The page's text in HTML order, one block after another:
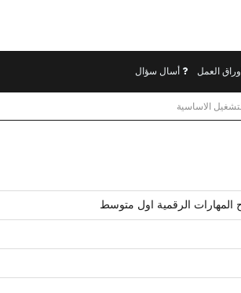
أوراق العمل أسال سؤال
الاساسية
المهارات الرقمية اول متوسط